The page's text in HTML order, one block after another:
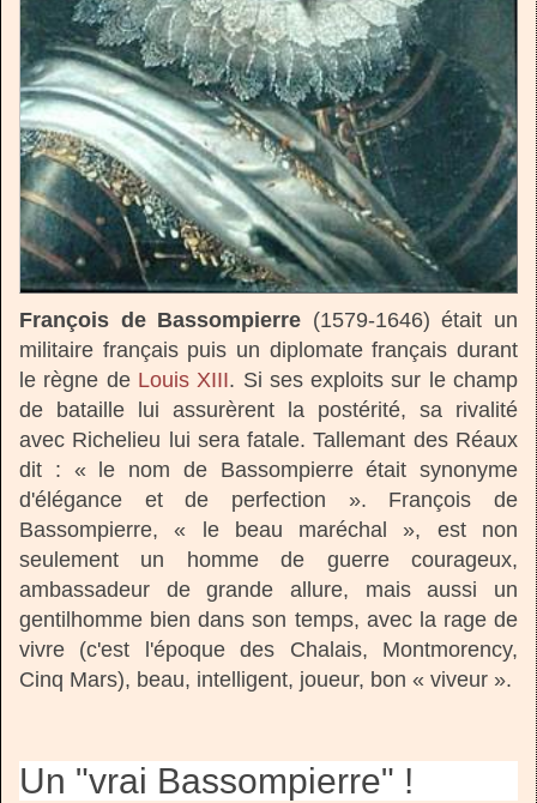
François de Bassompierre (1579-1646) était un
militaire français puis un diplomate français durant
le règne de Louis XIII. Si ses exploits sur le champ
de bataille lui assurèrent la postérité, sa rivalité
avec Richelieu lui sera fatale. Tallemant des Réaux
dit : « le nom de Bassompierre était synonyme
d'élégance et de perfection ». François de
Bassompierre, « le beau maréchal », est non
seulement un homme de guerre courageux,
ambassadeur de grande allure, mais aussi un
gentilhomme bien dans son temps, avec la rage de
vivre (c'est l'époque des Chalais, Montmorency,
Cinq Mars), beau, intelligent, joueur, bon « viveur ».
Un "vrai Bassompierre" !